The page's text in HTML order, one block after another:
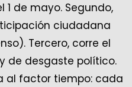
1 de mayo. Segundo,
ciudadana
Tercero, corre el
de desgaste político.
al factor tiempo: cada